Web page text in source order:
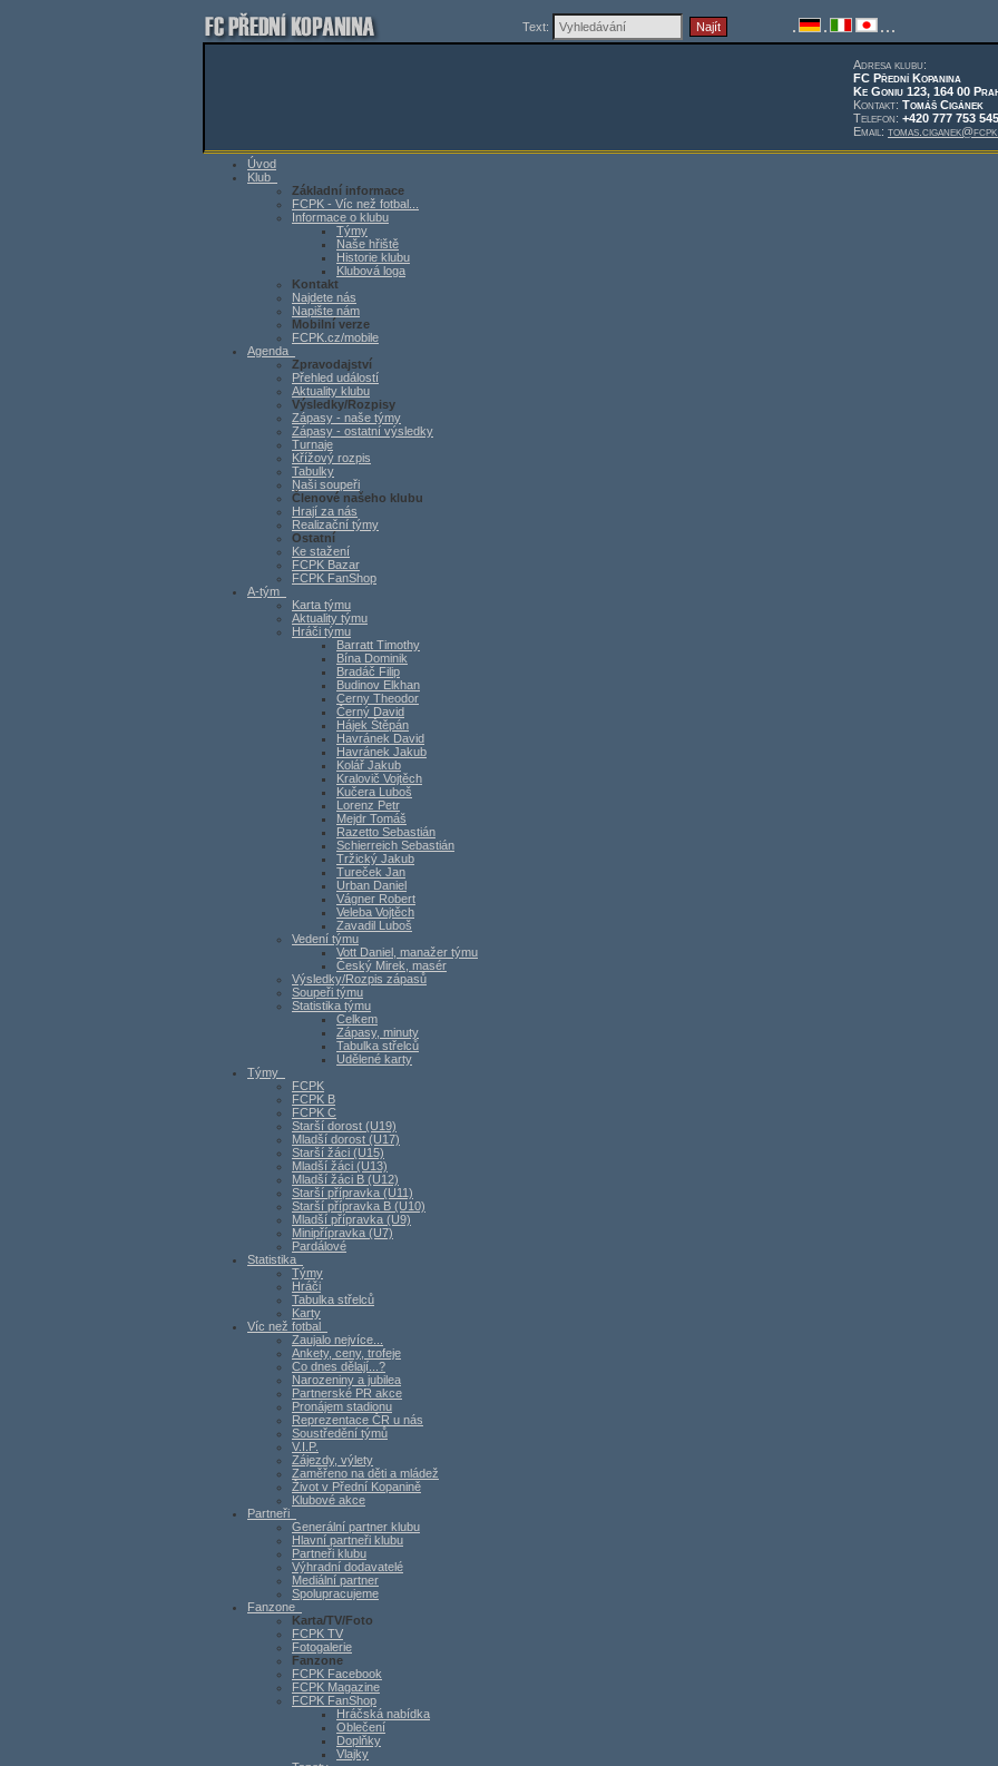
Text:
Adresa klubu:
FC Přední Kopanina
Ke Goniu 123, 164 00
Kontakt: Tomáš Cigánek
Telefon: +420 777 753 545
Email:
Úvod
Klub
Základní informace
FCPK - Víc než fotbal...
Informace o klubu
Týmy
Naše hřiště
Historie klubu
Klubová loga
Kontakt
Najdete nás
Napište nám
Mobilní verze
FCPK.cz/mobile
Agenda
Zpravodajství
Přehled událostí
Aktuality klubu
Výsledky/Rozpisy
Zápasy - naše týmy
Zápasy - ostatní výsledky
Turnaje
Křížový rozpis
Tabulky
Naši soupeři
Členové našeho klubu
Hrají za nás
Realizační týmy
Ostatní
Ke stažení
FCPK Bazar
FCPK FanShop
A-tým
Karta týmu
Aktuality týmu
Hráči týmu
Barratt Timothy
Bína Dominik
Bradáč Filip
Budinov Elkhan
Cerny Theodor
Černý David
Hájek Štěpán
Havránek David
Havránek Jakub
Kolář Jakub
Kralovič Vojtěch
Kučera Luboš
Lorenz Petr
Mejdr Tomáš
Razetto Sebastián
Schierreich Sebastián
Tržický Jakub
Tureček Jan
Urban Daniel
Vágner Robert
Veleba Vojtěch
Zavadil Luboš
Vedení týmu
Vott Daniel, manažer týmu
Český Mirek, masér
Výsledky/Rozpis zápasů
Soupeři týmu
Statistika týmu
Celkem
Zápasy, minuty
Tabulka střelců
Udělené karty
Týmy
FCPK
FCPK B
FCPK C
Starší dorost (U19)
Mladší dorost (U17)
Starší žáci (U15)
Mladší žáci (U13)
Mladší žáci B (U12)
Starší přípravka (U11)
Starší přípravka B (U10)
Mladší přípravka (U9)
Minipřípravka (U7)
Pardálové
Statistika
Týmy
Hráči
Tabulka střelců
Karty
Víc než fotbal
Zaujalo nejvíce...
Ankety, ceny, trofeje
Co dnes dělají...?
Narozeniny a jubilea
Partnerské PR akce
Pronájem stadionu
Reprezentace ČR u nás
Soustředění týmů
V.I.P.
Zájezdy, výlety
Zaměřeno na děti a mládež
Život v Přední Kopanině
Klubové akce
Partneři
Generální partner klubu
Hlavní partneři klubu
Partneři klubu
Výhradní dodavatelé
Mediální partner
Spolupracujeme
Fanzone
Karta/TV/Foto
FCPK TV
Fotogalerie
Fanzone
FCPK Facebook
FCPK Magazine
FCPK FanShop
Hráčská nabídka
Oblečení
Doplňky
Vlajky